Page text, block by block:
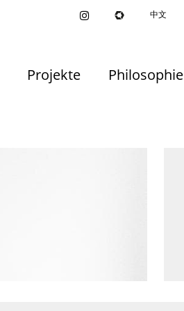
中文
Projekte Philosophie